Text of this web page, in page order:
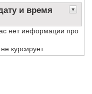
и время
нет информации про
курсирует.